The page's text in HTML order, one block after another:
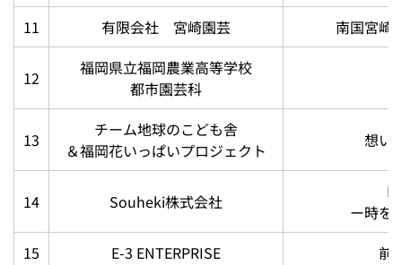
11
有限会社 宮崎園芸 南国宮崎
12
福岡県立福岡農業高等学校
都市園芸科
13
チーム地球のこども舎
＆福岡花いっぱいプロジェクト
想い
14 Souheki株式会社
ー時を
15
E-3 ENTERPRISE 前